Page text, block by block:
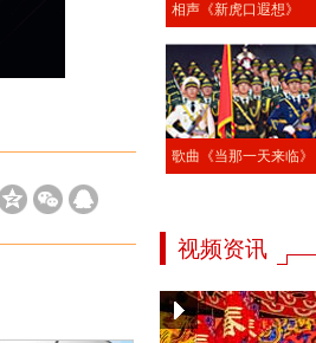
相声《新虎口遐想》
歌曲《当那一天来临》
视频资讯